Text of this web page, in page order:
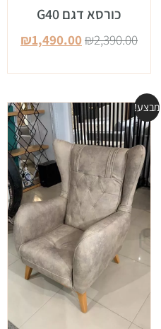
כורסא דגם G40
₪2,390.00
₪1,490.00
מבצע!